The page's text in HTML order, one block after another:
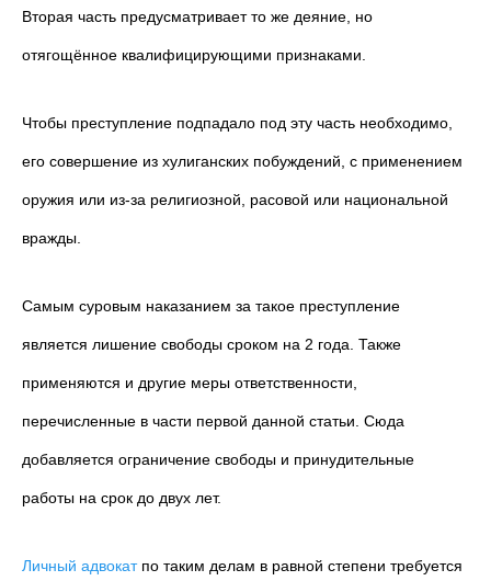
Вторая часть предусматривает то же деяние, но
отягощённое квалифицирующими признаками.
Чтобы преступление подпадало под эту часть необходимо,
его совершение из хулиганских побуждений, с применением
оружия или из-за религиозной, расовой или национальной
вражды.
Самым суровым наказанием за такое преступление
является лишение свободы сроком на 2 года. Также
применяются и другие меры ответственности,
перечисленные в части первой данной статьи. Сюда
добавляется ограничение свободы и принудительные
работы на срок до двух лет.
Личный адвокатпо таким делам в равной степени требуется